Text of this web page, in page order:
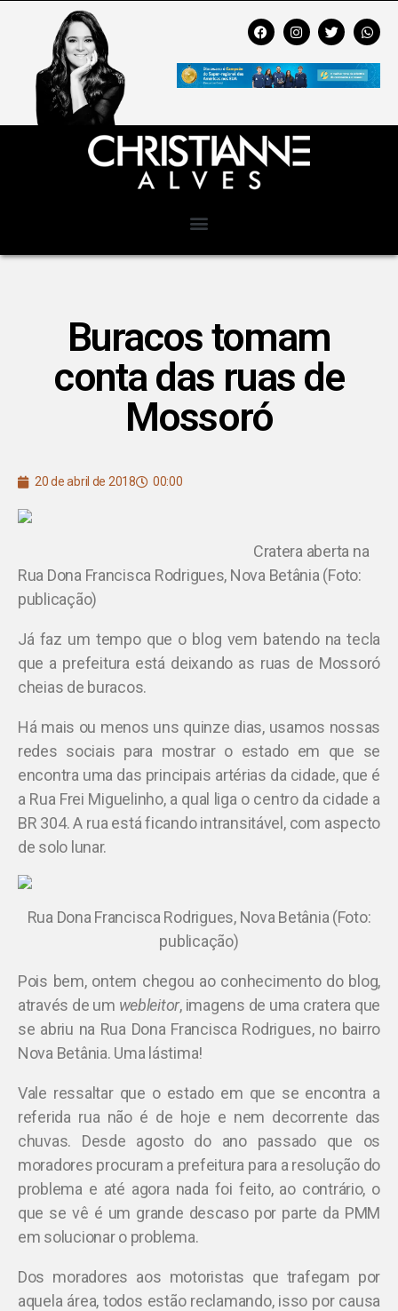
Buracos tomam
conta das ruas de
Mossoró
20 de abril de 2018 00:00
Cratera aberta na
Rua Dona Francisca Rodrigues, Nova Betânia (Foto:
publicação)
Já faz um tempo que o blog vem batendo na tecla
que a prefeitura está deixando as ruas de Mossoró
cheias de buracos.
Há mais ou menos uns quinze dias, usamos nossas
redes sociais para mostrar o estado em que se
encontra uma das principais artérias da cidade, que é
a Rua Frei Miguelinho, a qual liga o centro da cidade a
BR 304. A rua está ficando intransitável, com aspecto
de solo lunar.
Rua Dona Francisca Rodrigues, Nova Betânia (Foto:
publicação)
Pois bem, ontem chegou ao conhecimento do blog,
através de um webleitor, imagens de uma cratera que
se abriu na Rua Dona Francisca Rodrigues, no bairro
Nova Betânia. Uma lástima!
Vale ressaltar que o estado em que se encontra a
referida rua não é de hoje e nem decorrente das
chuvas. Desde agosto do ano passado que os
moradores procuram a prefeitura para a resolução do
problema e até agora nada foi feito, ao contrário, o
que se vê é um grande descaso por parte da PMM
em solucionar o problema.
Dos moradores aos motoristas que trafegam por
aquela área, todos estão reclamando, isso por causa